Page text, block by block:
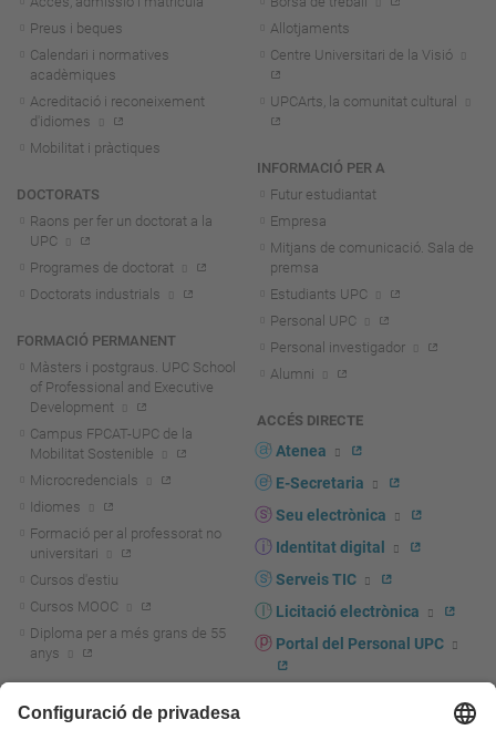
Preus i beques
Calendari i normatives
acadèmiques
Acreditació i reconeixement
d'idiomes
Mobilitat i pràctiques
DOCTORATS
Raons per fer un doctorat a la
UPC
Programes de doctorat
Doctorats industrials
FORMACIÓ PERMANENT
Màsters i postgraus. UPC School
of Professional and Executive
Development
Campus FPCAT-UPC de la
Mobilitat Sostenible
Microcredencials
Idiomes
Formació per al professorat no
universitari
Cursos d'estiu
Cursos MOOC
Diploma per a més grans de 55
anys
Actualitat R+D+I
Allotjaments
Centre Universitari de la Visió
UPCArts, la comunitat cultural
INFORMACIÓ PER A
Futur estudiantat
Empresa
Mitjans de comunicació. Sala de
premsa
Estudiants UPC
Personal UPC
Personal investigador
Alumni
ACCÉS DIRECTE
Atenea
E-Secretaria
Seu electrònica
Identitat digital
Serveis TIC
Licitació electrònica
Portal del Personal UPC